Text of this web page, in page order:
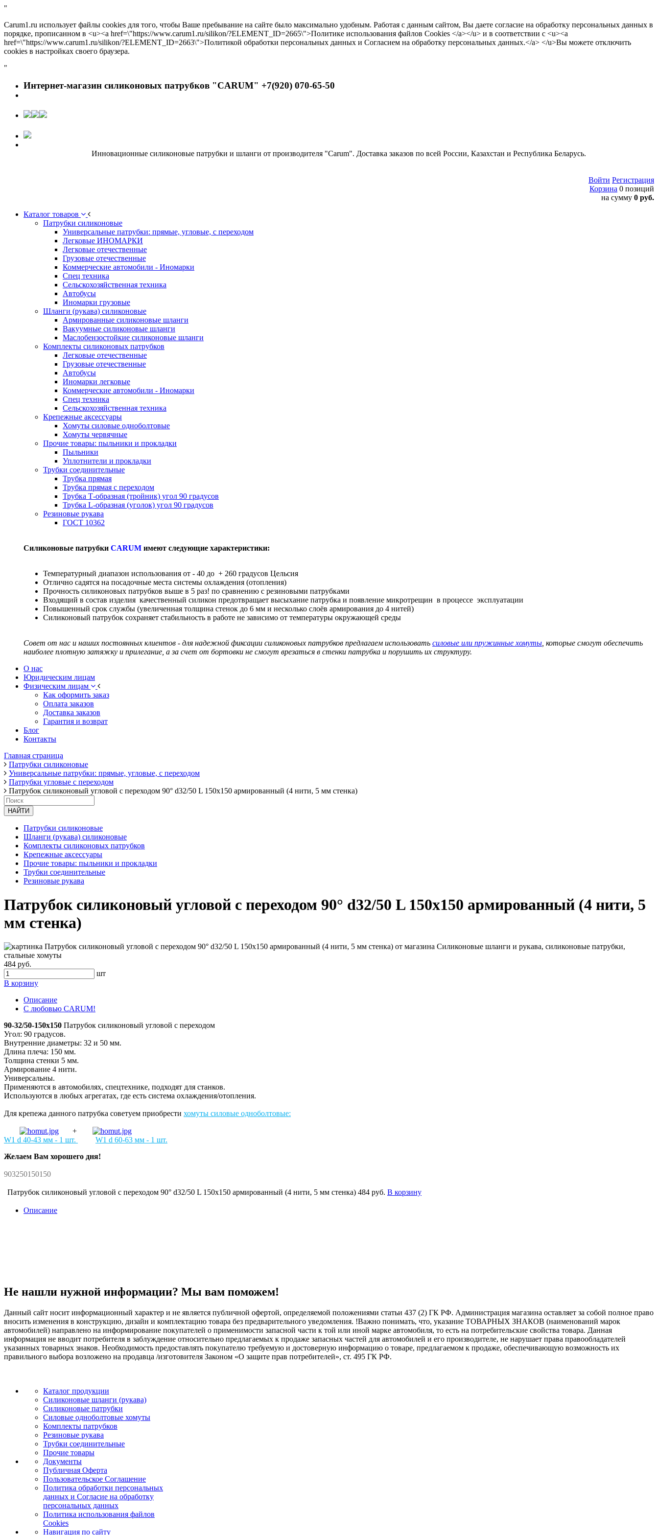
"
Carum1.ru использует файлы cookies для того, чтобы Ваше пребывание на сайте было максимально удобным. Работая с данным сайтом, Вы даете согласие на обработку персональных данных в
порядке, прописанном в <u><a href=\"https://www.carum1.ru/silikon/?ELEMENT_ID=2665\">Политике использования файлов Cookies </a></u> и в соответствии с <u><a
href=\"https://www.carum1.ru/silikon/?ELEMENT_ID=2663\">Политикой обработки персональных данных и Согласием на обработку персональных данных.</a> </u>Вы можете отключить
cookies в настройках своего браузера.
"
Интернет-магазин силиконовых патрубков "CARUM" +7(920) 070-65-50
Инновационные силиконовые патрубки и шланги от производителя "Carum". Доставка заказов по всей России, Казахстан и Республика Беларусь.
Войти Регистрация
Корзина 0 позиций
на сумму 0 руб.
Каталог товаров
Патрубки силиконовые
Универсальные патрубки: прямые, угловые, с переходом
Легковые ИНОМАРКИ
Легковые отечественные
Грузовые отечественные
Коммерческие автомобили - Иномарки
Спец техника
Сельскохозяйственная техника
Автобусы
Иномарки грузовые
Шланги (рукава) силиконовые
Армированные силиконовые шланги
Вакуумные силиконовые шланги
Маслобензостойкие силиконовые шланги
Комплекты силиконовых патрубков
Легковые отечественные
Грузовые отечественные
Автобусы
Иномарки легковые
Коммерческие автомобили - Иномарки
Спец техника
Сельскохозяйственная техника
Крепежные аксессуары
Хомуты силовые одноболтовые
Хомуты червячные
Прочие товары: пыльники и прокладки
Пыльники
Уплотнители и прокладки
Трубки соединительные
Трубка прямая
Трубка прямая с переходом
Трубка Т-образная (тройник) угол 90 градусов
Трубка L-образная (уголок) угол 90 градусов
Резиновые рукава
ГОСТ 10362
Силиконовые патрубки CARUM имеют следующие характеристики:
Температурный диапазон использования от - 40 до + 260 градусов Цельсия
Отлично садятся на посадочные места системы охлаждения (отопления)
Прочность силиконовых патрубков выше в 5 раз! по сравнению с резиновыми патрубками
Входящий в состав изделия качественный силикон предотвращает высыхание патрубка и появление микротрещин в процессе эксплуатации
Повышенный срок службы (увеличенная толщина стенок до 6 мм и несколько слоёв армирования до 4 нитей)
Силиконовый патрубок сохраняет стабильность в работе не зависимо от температуры окружающей среды
Совет от нас и наших постоянных клиентов - для надежной фиксации силиконовых патрубков предлагаем использовать силовые или пружинные хомуты , которые смогут обеспечить
наиболее плотную затяжку и прилегание, а за счет от бортовки не смогут врезаться в стенки патрубка и порушить их структуру.
О нас
Юридическим лицам
Физическим лицам
Как оформить заказ
Оплата заказов
Доставка заказов
Гарантия и возврат
Блог
Контакты
Главная страница
Патрубки силиконовые
Универсальные патрубки: прямые, угловые, с переходом
Патрубки угловые с переходом
Патрубок силиконовый угловой с переходом 90° d32/50 L 150x150 армированный (4 нити, 5 мм стенка)
НАЙТИ
Патрубки силиконовые
Шланги (рукава) силиконовые
Комплекты силиконовых патрубков
Крепежные аксессуары
Прочие товары: пыльники и прокладки
Трубки соединительные
Резиновые рукава
Патрубок силиконовый угловой с переходом 90° d32/50 L 150x150 армированный (4 нити, 5
мм стенка)
484 руб.
шт
В корзину
Описание
С любовью CARUM!
90-32/50-150x150 Патрубок силиконовый угловой с переходом
Угол: 90 градусов.
Внутренние диаметры: 32 и 50 мм.
Длина плеча: 150 мм.
Толщина стенки 5 мм.
Армирование 4 нити.
Универсальны.
Применяются в автомобилях, спецтехнике, подходят для станков.
Используются в любых агрегатах, где есть система охлаждения/отопления.
Для крепежа данного патрубка советуем приобрести хомуты силовые одноболтовые:
+
W1 d 40-43 мм - 1 шт.
W1 d 60-63 мм - 1 шт.
Желаем Вам хорошего дня!
903250150150
Патрубок силиконовый угловой с переходом 90° d32/50 L 150x150 армированный (4 нити, 5 мм стенка) 484 руб. В корзину
Описание
Не нашли нужной информации? Мы вам поможем!
Данный сайт носит информационный характер и не является публичной офертой, определяемой положениями статьи 437 (2) ГК РФ. Администрация магазина оставляет за собой полное право
вносить изменения в конструкцию, дизайн и комплектацию товара без предварительного уведомления. !Важно понимать, что, указание ТОВАРНЫХ ЗНАКОВ (наименований марок
автомобилей) направлено на информирование покупателей о применимости запасной части к той или иной марке автомобиля, то есть на потребительские свойства товара. Данная
информация не вводит потребителя в заблуждение относительно предлагаемых к продаже запасных частей для автомобилей и его производителе, не нарушает права правообладателей
указанных товарных знаков. Необходимость предоставлять покупателю требуемую и достоверную информацию о товаре, предлагаемом к продаже, обеспечивающую возможность их
правильного выбора возложено на продавца /изготовителя Законом «О защите прав потребителей», ст. 495 ГК РФ.
Каталог продукции
Силиконовые шланги (рукава)
Силиконовые патрубки
Силовые одноболтовые хомуты
Комплекты патрубков
Резиновые рукава
Трубки соединительные
Прочие товары
Документы
Публичная Оферта
Пользовательское Соглашение
Политика обработки персональных
данных и Согласие на обработку
персональных данных
Политика использования файлов
Cookies
Навигация по сайту